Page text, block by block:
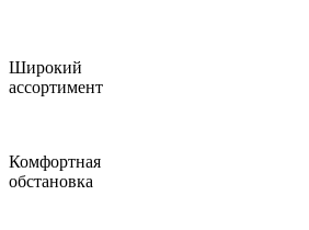
Широкий
ассортимент
Комфортная
обстановка